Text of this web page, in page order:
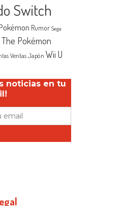
Switch
Rumor Sega
The Pokémon
Ventas Japón Wii U
noticias en tu